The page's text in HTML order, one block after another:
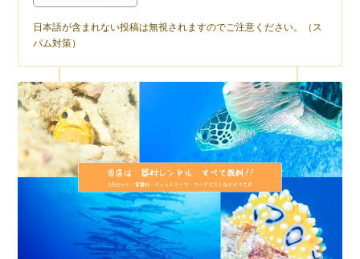
日本語が含まれない投稿は無視されますのでご注意ください。（ス
パム対策）